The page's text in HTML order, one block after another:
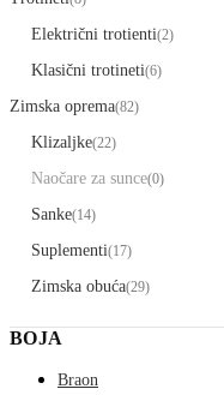
Električni trotienti(2)
Klasični trotineti(6)
Zimska oprema(82)
Klizaljke(22)
Naočare za sunce(0)
Sanke(14)
Suplementi(17)
Zimska obuća(29)
BOJA
Braon